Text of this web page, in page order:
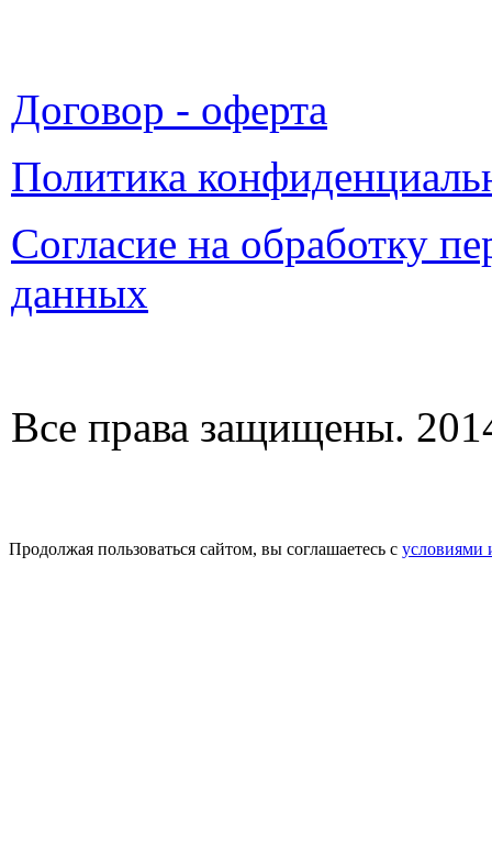
Договор - оферта
Политика
Согласие на обработку
данных
Все права защищены.
Продолжая пользоваться сайтом, вы соглашаетесь с условиями